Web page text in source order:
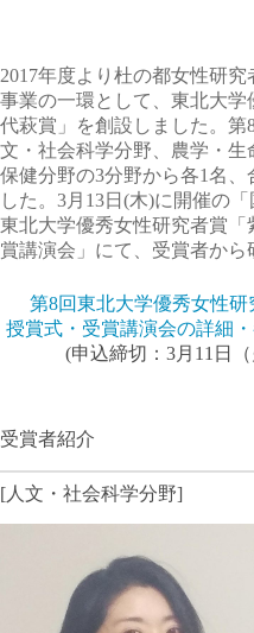
2017年度より杜の都女性研
事業の一環として、東北大
代萩賞」を創設しました。第
文・社会科学分野、農学・生
保健分野の3分野から各1名、
した。3月13日(木)に開催の
東北大学優秀女性研究者賞
賞講演会」にて、受賞者から
第8回東北大学優秀女性研
授賞式・受賞講演会の詳細
(申込締切：3月11日（
受賞者紹介
[人文・社会科学分野]